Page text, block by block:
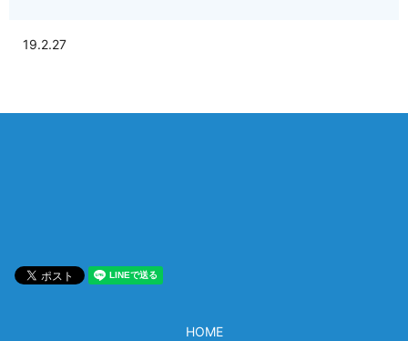
19.2.27
HOME